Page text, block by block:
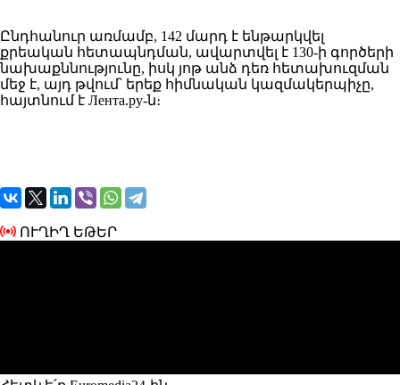
Ընդհանուր առմամբ, 142 մարդ է ենթարկվել
քրեական հետապնդման, ավարտվել է 130-ի գործերի
նախաքննությունը, իսկ յոթ անձ դեռ հետախուզման
մեջ է, այդ թվում՝ երեք հիմնական կազմակերպիչը,
հայտնում է Лента.ру-ն։
ՈՒՂԻՂ ԵԹԵՐ